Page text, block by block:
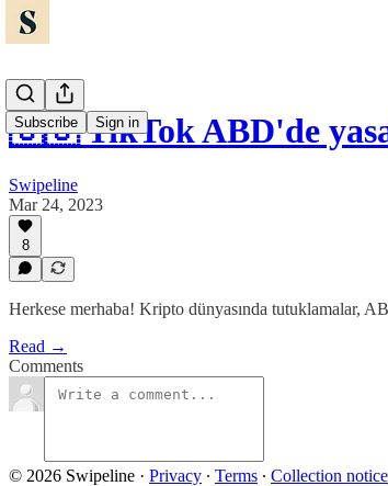
Subscribe Sign in
🇺🇸 TikTok ABD'de
Swipeline
Mar 24, 2023
8
Herkese merhaba! Kripto dünyasında tutuklamalar,
Read →
Comments
© 2026 Swipeline · Privacy ∙ Terms ∙ Collection notice